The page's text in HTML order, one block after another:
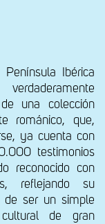
Ibérica
una colección
románico, que,
ya cuenta con
testimonios
reconocido con
reflejando su
de ser un simple
de gran